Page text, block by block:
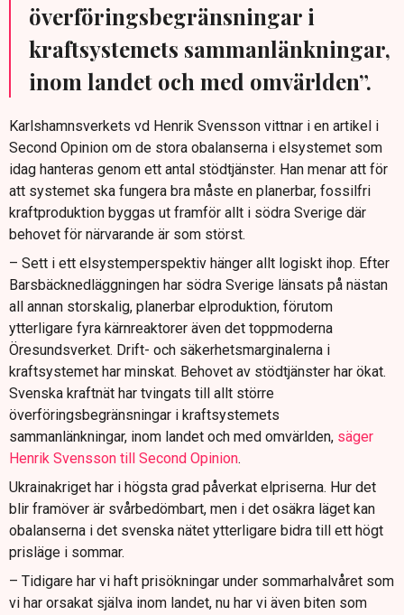
överföringsbegränsningar i
kraftsystemets sammanlänkningar,
inom landet och med omvärlden”.
Karlshamnsverkets vd Henrik Svensson vittnar i en artikel i
Second Opinion om de stora obalanserna i elsystemet som
idag hanteras genom ett antal stödtjänster. Han menar att för
att systemet ska fungera bra måste en planerbar, fossilfri
kraftproduktion byggas ut framför allt i södra Sverige där
behovet för närvarande är som störst.
– Sett i ett elsystemperspektiv hänger allt logiskt ihop. Efter
Barsbäcknedläggningen har södra Sverige länsats på nästan
all annan storskalig, planerbar elproduktion, förutom
ytterligare fyra kärnreaktorer även det toppmoderna
Öresundsverket. Drift- och säkerhetsmarginalerna i
kraftsystemet har minskat. Behovet av stödtjänster har ökat.
Svenska kraftnät har tvingats till allt större
överföringsbegränsningar i kraftsystemets
sammanlänkningar, inom landet och med omvärlden, säger
Henrik Svensson till Second Opinion.
Ukrainakriget har i högsta grad påverkat elpriserna. Hur det
blir framöver är svårbedömbart, men i det osäkra läget kan
obalanserna i det svenska nätet ytterligare bidra till ett högt
prisläge i sommar.
– Tidigare har vi haft prisökningar under sommarhalvåret som
vi har orsakat själva inom landet, nu har vi även biten som